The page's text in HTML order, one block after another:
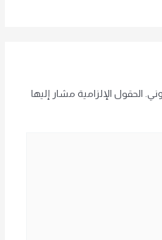
الحقول الإلزامية مشار إليها